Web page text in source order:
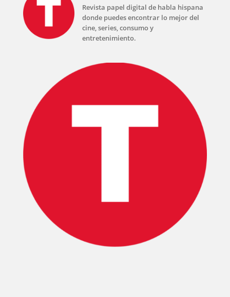
INICIO
Revista papel digital de habla hispana
donde puedes encontrar lo mejor del
cine, series, consumo y
entretenimiento.